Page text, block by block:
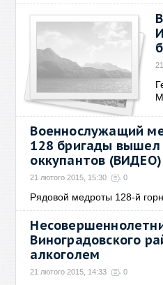
Военнослужащий
128 бригады вышел
оккупантов (ВИДЕО)
21 лютого 2015, 15:30 0
Рядовой медроты 128-й
Виноградовского
алкоголем
21 лютого 2015, 14:33 0